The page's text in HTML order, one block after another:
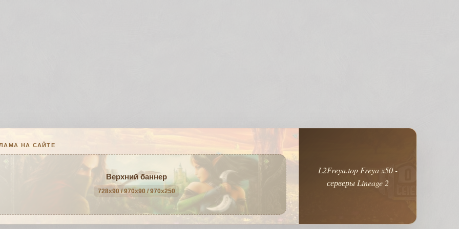
НА САЙТЕ
Верхний баннер
728x90 / 970x90 / 970x250
L2Freya.top Freya x50 -
серверы Lineage 2